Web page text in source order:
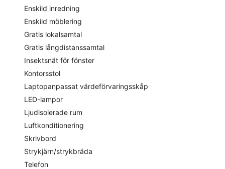
Enskild inredning
Enskild möblering
Gratis lokalsamtal
Gratis långdistanssamtal
Insektsnät för fönster
Kontorsstol
Laptopanpassat värdeförvaringsskåp
LED-lampor
Ljudisolerade rum
Luftkonditionering
Skrivbord
Strykjärn/strykbräda
Telefon